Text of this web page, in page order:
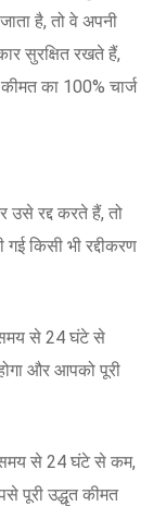
है, तो वे अपनी
सुरक्षित रखते हैं,
का 100% चार्ज
रद्द करते हैं, तो
किसी भी रद्दीकरण
से 24 घंटे से
और आपको पूरी
समय से 24 घंटे से कम,
पूरी उद्धृत कीमत